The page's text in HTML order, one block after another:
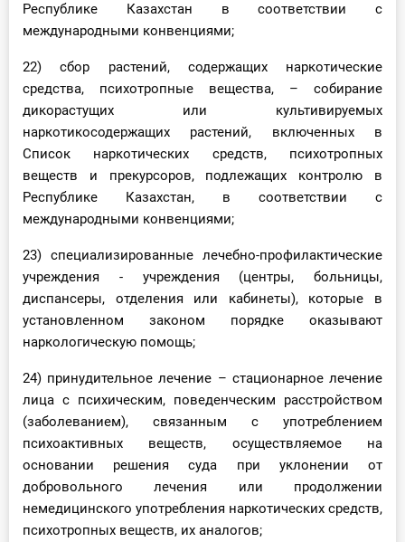
Республике Казахстан в соответствии с
международными конвенциями;
22) сбор растений, содержащих наркотические
средства, психотропные вещества, – собирание
дикорастущих или культивируемых
наркотикосодержащих растений, включенных в
Список наркотических средств, психотропных
веществ и прекурсоров, подлежащих контролю в
Республике Казахстан, в соответствии с
международными конвенциями;
23) специализированные лечебно-профилактические
учреждения - учреждения (центры, больницы,
диспансеры, отделения или кабинеты), которые в
установленном законом порядке оказывают
наркологическую помощь;
24) принудительное лечение – стационарное лечение
лица с психическим, поведенческим расстройством
(заболеванием), связанным с употреблением
психоактивных веществ, осуществляемое на
основании решения суда при уклонении от
добровольного лечения или продолжении
немедицинского употребления наркотических средств,
психотропных веществ, их аналогов;